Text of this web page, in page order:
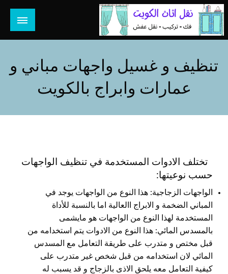
التخطي
إلى
المحتوى
هل تبحث عن أفضل خدمات بالكويت؟ خدمة فك نقل تركيب صيانة
تنظيف و غسيل واجهات مباني و
عمارات وابراج بالكويت
تختلف الادوات المستخدمة في تنظيف الواجهات
حسب نوعيتها:
الواجهات الزجاجية: هذا النوع من الواجهات يوجد في
المباني الضخمة و الابراج االعالية اما بالنسبة للأداة
المستخدمة لهذا النوع من الواجهات هو مايشمى
بالمسدس المائي: هذا النوع من الادوات يتم استخدامه من
قبل مختص و متدرب على طريقة التعامل مع المسدس
المائي لان استخدامه من قبل شخص غير متدرب على
كيفية التعامل معه يلحق الاذى بالزجاج و قد يسبب له